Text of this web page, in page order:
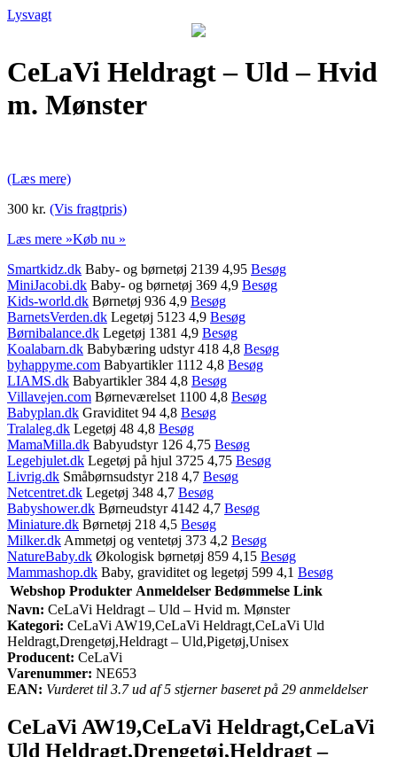
Lysvagt
CeLaVi Heldragt – Uld – Hvid
m. Mønster
(Læs mere)
300 kr. (Vis fragtpris)
Læs mere »Køb nu »
Smartkidz.dk Baby- og børnetøj 2139 4,95 Besøg
MiniJacobi.dk Baby- og børnetøj 369 4,9 Besøg
Kids-world.dk Børnetøj 936 4,9 Besøg
BarnetsVerden.dk Legetøj 5123 4,9 Besøg
Børnibalance.dk Legetøj 1381 4,9 Besøg
Koalabarn.dk Babybæring udstyr 418 4,8 Besøg
byhappyme.com Babyartikler 1112 4,8 Besøg
LIAMS.dk Babyartikler 384 4,8 Besøg
Villavejen.com Børneværelset 1100 4,8 Besøg
Babyplan.dk Graviditet 94 4,8 Besøg
Tralaleg.dk Legetøj 48 4,8 Besøg
MamaMilla.dk Babyudstyr 126 4,75 Besøg
Legehjulet.dk Legetøj på hjul 3725 4,75 Besøg
Livrig.dk Småbørnsudstyr 218 4,7 Besøg
Netcentret.dk Legetøj 348 4,7 Besøg
Babyshower.dk Børneudstyr 4142 4,7 Besøg
Miniature.dk Børnetøj 218 4,5 Besøg
Milker.dk Ammetøj og ventetøj 373 4,2 Besøg
NatureBaby.dk Økologisk børnetøj 859 4,15 Besøg
Mammashop.dk Baby, graviditet og legetøj 599 4,1 Besøg
Webshop Produkter Anmeldelser Bedømmelse Link
Navn: CeLaVi Heldragt – Uld – Hvid m. Mønster
Kategori: CeLaVi AW19,CeLaVi Heldragt,CeLaVi Uld
Heldragt,Drengetøj,Heldragt – Uld,Pigetøj,Unisex
Producent: CeLaVi
Varenummer: NE653
EAN: Vurderet til 3.7 ud af 5 stjerner baseret på 29 anmeldelser
CeLaVi AW19,CeLaVi Heldragt,CeLaVi
Uld Heldragt,Drengetøj,Heldragt –